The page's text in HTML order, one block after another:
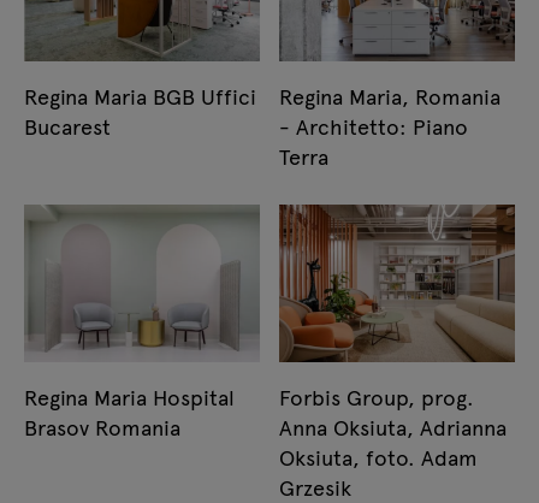
Regina Maria BGB Uffici
Bucarest
Regina Maria, Romania
- Architetto: Piano
Terra
Regina Maria Hospital
Brasov Romania
Forbis Group, prog.
Anna Oksiuta, Adrianna
Oksiuta, foto. Adam
Grzesik